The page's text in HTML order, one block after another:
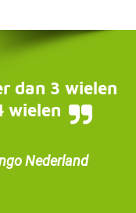
dan 3 wielen
wielen
Nederland